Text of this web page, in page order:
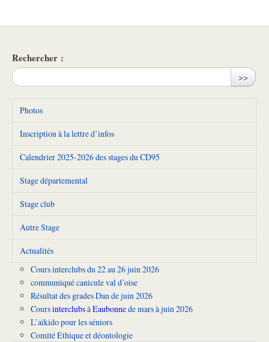
Rechercher :
>>
Photos
Inscription à la lettre d’infos
Calendrier 2025-2026 des stages du CD95
Stage départemental
Stage club
Autre Stage
Actualités
Cours interclubs du 22 au 26 juin 2026
communiqué canicule val d’oise
Résultat des grades Dan de juin 2026
CoursinterclubsàEaubonnede mars à juin 2026
L’aïkido pour les séniors
Comité Ethique et déontologie